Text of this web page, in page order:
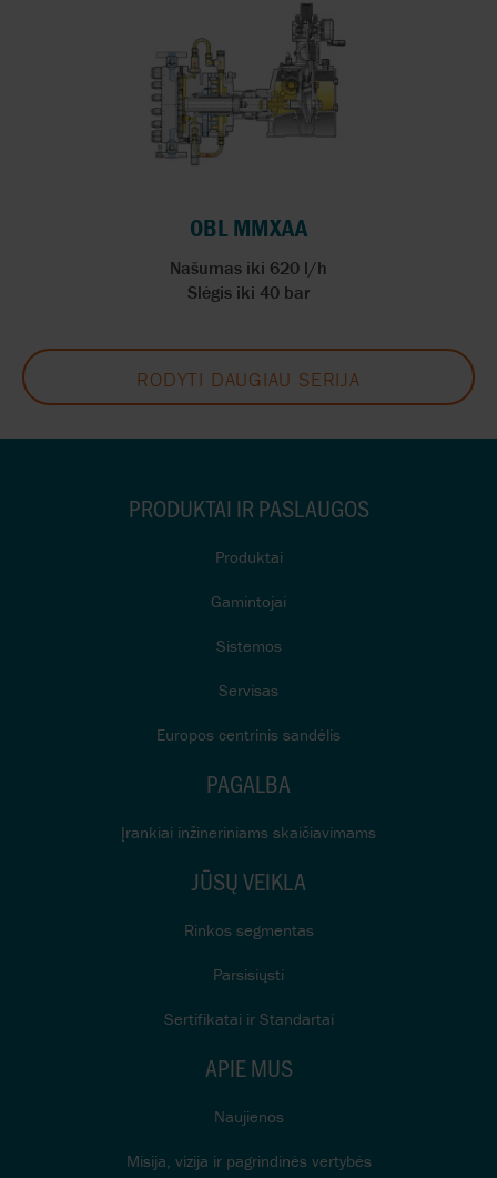
OBL MMXAA
Našumas iki 620 l/h
Slėgis iki 40 bar
RODYTI DAUGIAU SERIJA
PRODUKTAI IR PASLAUGOS
Produktai
Gamintojai
Sistemos
Servisas
Europos centrinis sandėlis
PAGALBA
Įrankiai inžineriniams skaičiavimams
JŪSŲ VEIKLA
Rinkos segmentas
Parsisiųsti
Sertifikatai ir Standartai
APIE MUS
Naujienos
Misija, vizija ir pagrindinės vertybės